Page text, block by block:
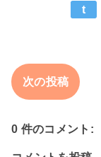
t
次の投稿
0 件のコメント: